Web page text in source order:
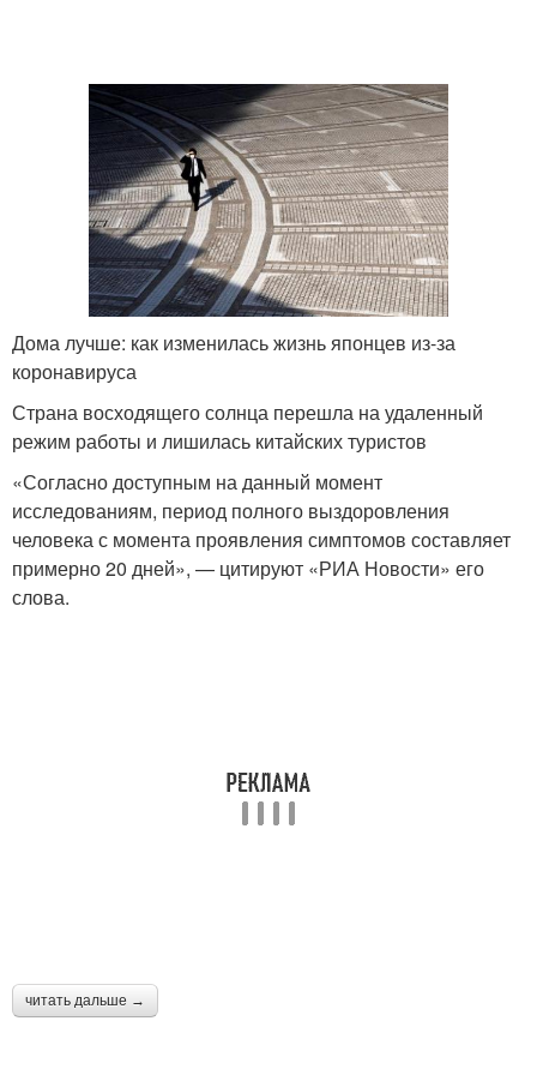
Дома лучше: как изменилась жизнь японцев из-за
коронавируса
Страна восходящего солнца перешла на удаленный
режим работы и лишилась китайских туристов
«Согласно доступным на данный момент
исследованиям, период полного выздоровления
человека с момента проявления симптомов составляет
примерно 20 дней», — цитируют «РИА Новости» его
слова.
читать дальше →